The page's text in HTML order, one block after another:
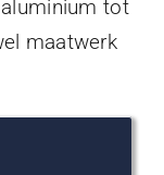
tot
maatwerk